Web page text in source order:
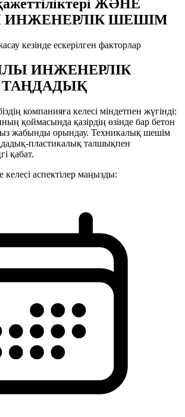
ЖӘНЕ
ШЕШІМ
кезінде ескерілген факторлар
ИНЖЕНЕРЛІК
компанияға келесі міндетпен жүгінді:
қоймасында қазірдің өзінде бар бетон
жабынды орындау. Техникалық шешім
пластикалық талшықпен
қабат.
аспектілер маңызды: